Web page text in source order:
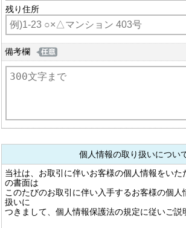
残り住所
備考欄
個人情報の取り扱いについ
当社は、お取引に伴いお客様の個人情報をいた
の書面は
このたびのお取引に伴い入手するお客様の個人
扱いに
つきまして、個人情報保護法の規定に従いご説